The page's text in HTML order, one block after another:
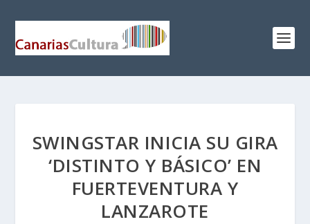
SWINGSTAR INICIA SU GIRA
‘DISTINTO Y BÁSICO’ EN
FUERTEVENTURA Y
LANZAROTE